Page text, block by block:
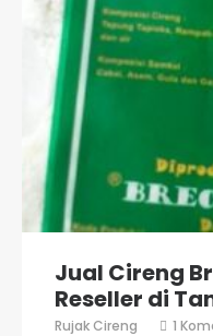
Jual Cireng
Reseller di
Rujak Cireng 1